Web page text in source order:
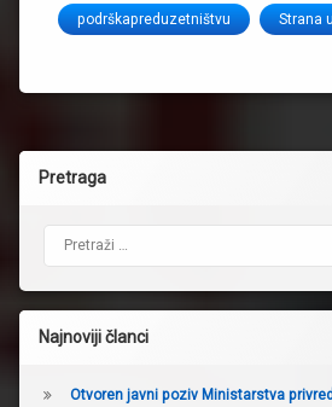
podrškapreduzetništvu Strana
Pretraga
Najnoviji članci
Otvoren javni poziv Ministarstva